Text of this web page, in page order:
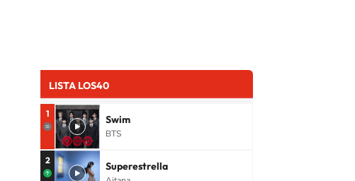
LISTA LOS40
1 Swim
BTS
2 Superestrella